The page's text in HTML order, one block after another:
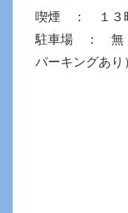
喫煙 ： １３
駐車場 ： 無
パーキングあり